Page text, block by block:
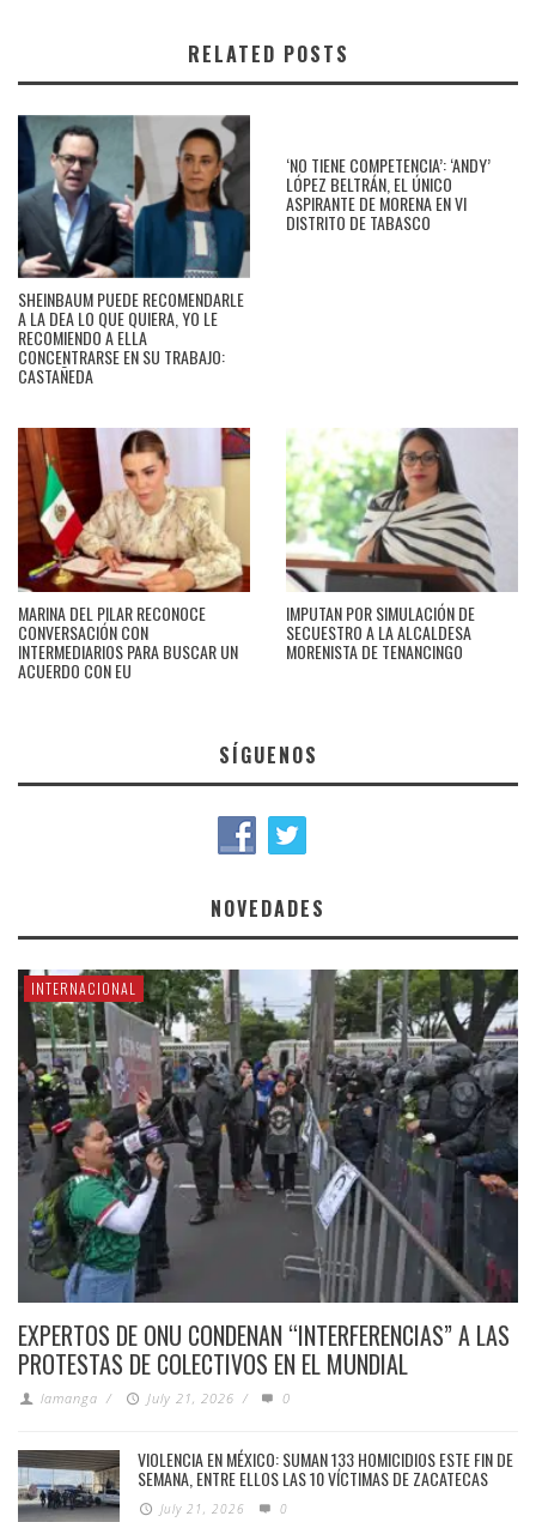
RELATED POSTS
SHEINBAUM PUEDE RECOMENDARLE
A LA DEA LO QUE QUIERA, YO LE
RECOMIENDO A ELLA
CONCENTRARSE EN SU TRABAJO:
CASTAÑEDA
‘NO TIENE COMPETENCIA’: ‘ANDY’
LÓPEZ BELTRÁN, EL ÚNICO
ASPIRANTE DE MORENA EN VI
DISTRITO DE TABASCO
MARINA DEL PILAR RECONOCE
CONVERSACIÓN CON
INTERMEDIARIOS PARA BUSCAR UN
ACUERDO CON EU
IMPUTAN POR SIMULACIÓN DE
SECUESTRO A LA ALCALDESA
MORENISTA DE TENANCINGO
SÍGUENOS
NOVEDADES
INTERNACIONAL
EXPERTOS DE ONU CONDENAN “INTERFERENCIAS” A LAS
PROTESTAS DE COLECTIVOS EN EL MUNDIAL
lamanga / July 21, 2026 / 0
VIOLENCIA EN MÉXICO: SUMAN 133 HOMICIDIOS ESTE FIN DE
SEMANA, ENTRE ELLOS LAS 10 VÍCTIMAS DE ZACATECAS
July 21, 2026 0